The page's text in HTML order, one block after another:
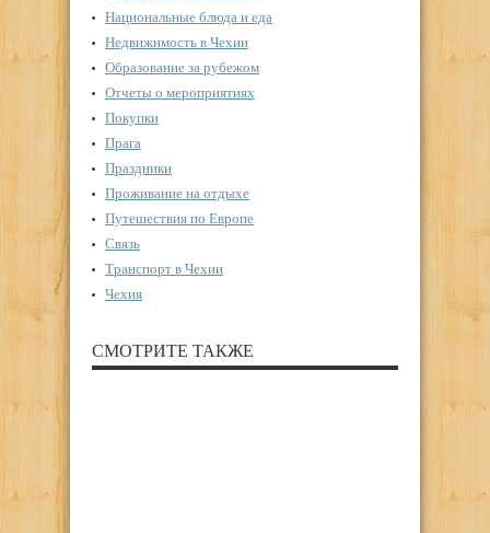
Национальные блюда и еда
Недвижимость в Чехии
Образование за рубежом
Отчеты о мероприятиях
Покупки
Прага
Праздники
Проживание на отдыхе
Путешествия по Европе
Связь
Транспорт в Чехии
Чехия
СМОТРИТЕ ТАКЖЕ